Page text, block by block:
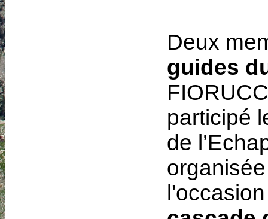
Deux
guides
participé
de